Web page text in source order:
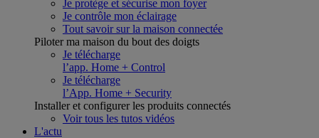
Je protège et sécurise mon foyer
Je contrôle mon éclairage
Tout savoir sur la maison connectée
Piloter ma maison du bout des doigts
Je télécharge
l’app. Home + Control
Je télécharge
l’App. Home + Security
Installer et configurer les produits connectés
Voir tous les tutos vidéos
L'actu